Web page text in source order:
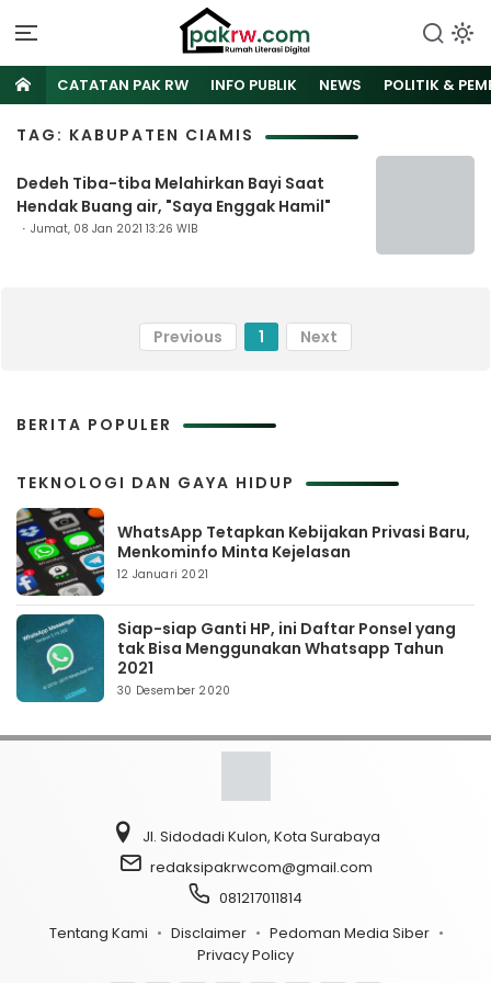
CATATAN PAK RW INFO PUBLIK NEWS POLITIK &
TAG: KABUPATEN CIAMIS
Dedeh Tiba-tiba Melahirkan Bayi Saat
Hendak Buang air, "Saya Enggak Hamil"
Jumat, 08 Jan 2021 13:26 WIB
Previous 1 Next
BERITA POPULER
TEKNOLOGI DAN GAYA HIDUP
WhatsApp Tetapkan Kebijakan Privasi Baru,
Menkominfo Minta Kejelasan
12 Januari 2021
Siap-siap Ganti HP, ini Daftar Ponsel yang
tak Bisa Menggunakan Whatsapp Tahun
2021
30 Desember 2020
Jl. Sidodadi Kulon, Kota Surabaya
redaksipakrwcom@gmail.com
081217011814
Tentang Kami
Disclaimer
Pedoman Media Siber
Privacy Policy